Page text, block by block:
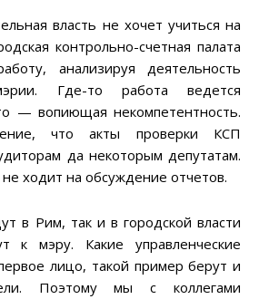
власть не хочет учиться на
контрольно-счетная палата
анализируя деятельность
Где-то работа ведется
— вопиющая некомпетентность.
что акты проверки КСП
да некоторым депутатам.
ходит на обсуждение отчетов.
в Рим, так и в городской власти
к мэру. Какие управленческие
лицо, такой пример берут и
Поэтому мы с коллегами